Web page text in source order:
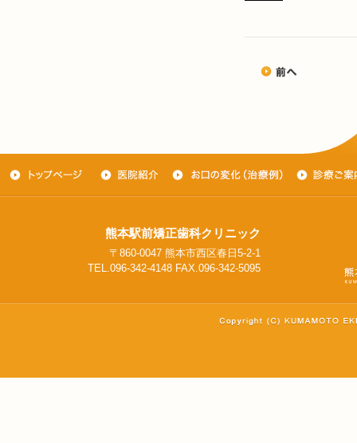
熊本駅前矯正歯科クリニック
〒860-0047 熊本市西区春日5-2-1
TEL.096-342-4148 FAX.096-342-5095